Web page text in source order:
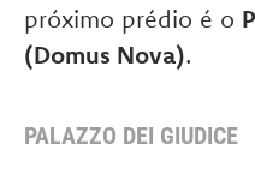
próximo prédio é o
(Domus Nova).
PALAZZO DEI GIUDICE